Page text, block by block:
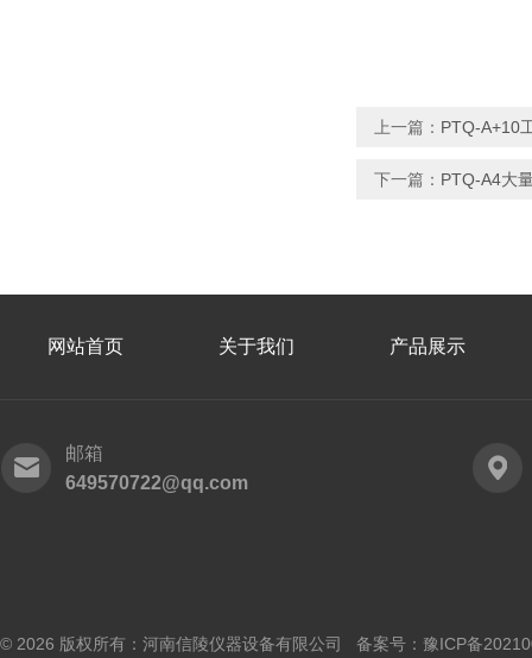
上一篇： PTQ-A+10
下一篇： PTQ-A4大
网站首页 关于我们 产品展示
邮箱
649570722@qq.com
© 2026 版权所有：河南信陵仪器设备有限公司 备案号： 豫ICP备